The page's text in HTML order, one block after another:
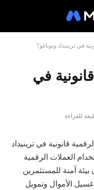
في ترينيداد وتوباغو؟
في
العملات الرقمية قانونية في ترينيداد
العملات الرقمية
آمنة للمستثمرين
الأموال وتمويل